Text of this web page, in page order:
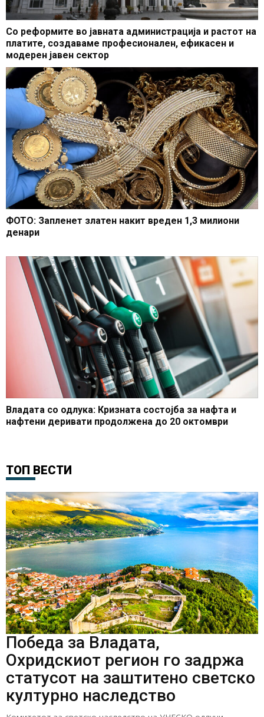
Со реформите во јавната администрација и растот на
платите, создаваме професионален, ефикасен и
модерен јавен сектор
ФОТО: Запленет златен накит вреден 1,3 милиони
денари
Владата со одлука: Кризната состојба за нафта и
нафтени деривати продолжена до 20 октомври
ТОП ВЕСТИ
Победа за Владата,
Охридскиот регион го задржа
статусот на заштитено светско
културно наследство